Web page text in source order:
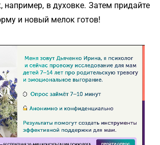
например, в духовке. Затем придайте
и новый мелок готов!